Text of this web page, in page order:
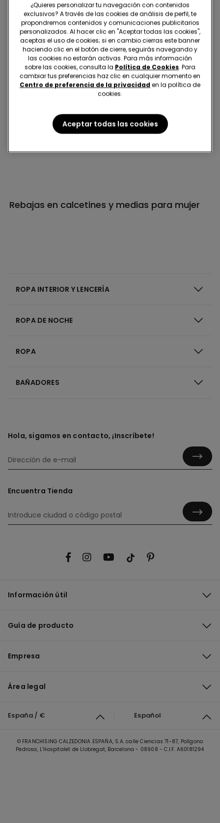
-30%
1 Color
2 Pares de Calcetines
Invisibles de Algodón Sin
Costuras para Mujer
3,50 € 4,99 € -30%
5 de 5 Productos
1
Rebajas en calcetines y medias para mujer
ROPA INTERIOR Y LENCERÍA
ROPA DE NOCHE
ROPA
BAÑADORES
Hola, sigamos en contacto, ¡Inscríbete!
Encuentra Tienda
Información útil
Guía de producto
Empresa
Área legal
España / € Español
© FRANCHISING CALZEDONIA ESPAÑA, S.A. calle Ciencias 71-87, Polígono
Pedrosa, L’Hospitalet de Llobregat, Barcelona - 08908 - C.I.F. A60181294
¿Quieres personalizar tu navegación con contenidos
exclusivos? A través de las cookies de análisis de perfil, te
propondremos contenidos y comunicaciones publicitarios
personalizados. Al hacer clic en "Aceptar todas las cookies",
aceptas el uso de cookies; si en cambio cierras este banner
haciendo clic en el botón de cierre, seguirás navegando y
las cookies no estarán activas. Para más información
sobre las cookies, consulta la Política de Cookies. Para
cambiar tus preferencias haz clic en cualquier momento en
Centro de preferencia de la privacidad en la política de
cookies.
Aceptar todas las cookies